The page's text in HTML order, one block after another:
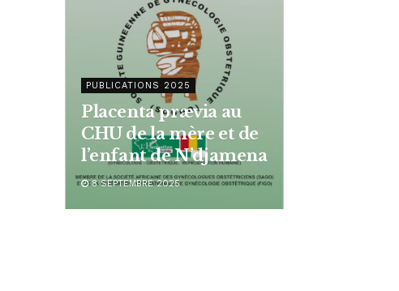
PUBLICATIONS 2025
Placenta prævia au
CHU de la mère et de
l’enfant de N’djamena
8 SEPTEMBRE 2025